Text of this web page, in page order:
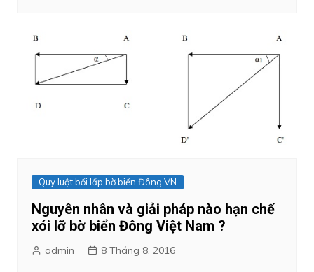
Quy luật bối lấp bờ biển Đông VN
Nguyên nhân và giải pháp nào hạn chế
xói lỡ bờ biển Đông Việt Nam ?
admin 8 Tháng 8, 2016